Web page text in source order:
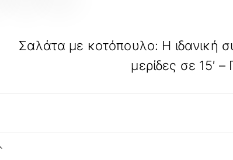
Σαλάτα με κοτόπουλο: Η ιδανική
μερίδες σε 15′ –